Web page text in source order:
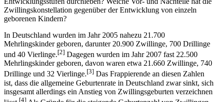
Zwillingskonstellation gegenüber der Entwicklung von einzeln
geborenen Kindern?
In Deutschland wurden im Jahr 2005 nahezu 21.700
Mehrlingskinder geboren, darunter 20.900 Zwillinge, 700 Drillinge
und 40 Vierlinge.[2] Dagegen wurden im Jahr 2007 fast 22.500
Mehrlingskinder geboren, davon waren etwa 21.660 Zwillinge, 740
Drillinge und 32 Vierlinge.[3] Das Frappierende an diesen Zahlen
ist, dass die allgemeine Geburtenrate in Deutschland zwar sinkt, sich
insgesamt allerdings ein Anstieg von Zwillingsgeburten verzeichnen
[4]